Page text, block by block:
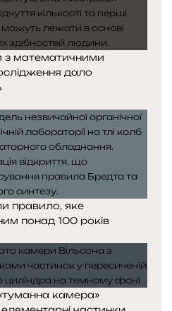
математичними
дало
правило, яке
понад 100 років
камера»